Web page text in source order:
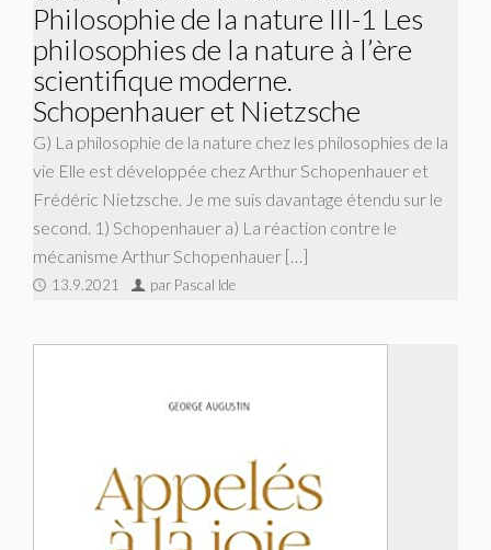
Philosophie de la nature III-1 Les
philosophies de la nature à l’ère
scientifique moderne.
Schopenhauer et Nietzsche
G) La philosophie de la nature chez les philosophies de la
vie Elle est développée chez Arthur Schopenhauer et
Frédéric Nietzsche. Je me suis da­vantage étendu sur le
second. 1) Schopenhauer a) La réaction contre le
mécanisme Arthur Schopenhauer […]
13.9.2021 par Pascal Ide